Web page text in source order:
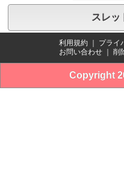
スレッ
利用規約 プライ
お問い合わせ
削
Copyright